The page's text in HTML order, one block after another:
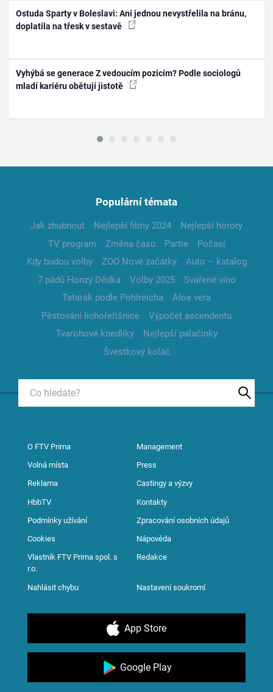
Ostuda Sparty v Boleslavi: Ani jednou nevystřelila na bránu,
doplatila na třesk v sestavě
Vyhýbá se generace Z vedoucím pozicím? Podle sociologů
mladí kariéru obětují jistotě
Populární témata
Jak zhubnout Nejlepší filmy 2024
Nejlepší horory
TV program
Změna času Partie
Počasí
Kdy budou volby
ZOO Nové začátky
Auto – katalog
7 pádů Honzy Dědka
Volby 2025
Svařené víno
Tatarák podle Pohlreicha
Aloe vera
Pěstování lichořeřišnice
Výpočet ascendentu
Tvarohové knedlíky
Nejlepší palačinky
Švestkový koláč
O FTV Prima Management
Volná místa Press
Reklama Castingy a výzvy
HbbTV Kontakty
Podmínky užívání Zpracování osobních údajů
Cookies Nápověda
Vlastník FTV Prima spol. s
r.o.
Redakce
Nahlásit chybu Nastavení soukromí
App Store
Google Play